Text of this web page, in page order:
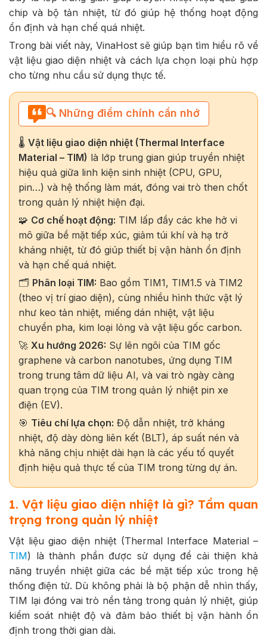
chip và bộ tản nhiệt, từ đó giúp hệ thống hoạt động
ổn định và hạn chế quá nhiệt.
Trong bài viết này, VinaHost sẽ giúp bạn tìm hiểu rõ về
vật liệu giao diện nhiệt và cách lựa chọn loại phù hợp
cho từng nhu cầu sử dụng thực tế.
🔍 Những điểm chính cần nhớ
🌡️ Vật liệu giao diện nhiệt (Thermal Interface
Material – TIM) là lớp trung gian giúp truyền nhiệt
hiệu quả giữa linh kiện sinh nhiệt (CPU, GPU,
pin…) và hệ thống làm mát, đóng vai trò then chốt
trong quản lý nhiệt hiện đại.
🧩 Cơ chế hoạt động: TIM lấp đầy các khe hở vi
mô giữa bề mặt tiếp xúc, giảm túi khí và hạ trở
kháng nhiệt, từ đó giúp thiết bị vận hành ổn định
và hạn chế quá nhiệt.
🗂️ Phân loại TIM: Bao gồm TIM1, TIM1.5 và TIM2
(theo vị trí giao diện), cùng nhiều hình thức vật lý
như keo tản nhiệt, miếng dán nhiệt, vật liệu
chuyển pha, kim loại lỏng và vật liệu gốc carbon.
🚀 Xu hướng 2026: Sự lên ngôi của TIM gốc
graphene và carbon nanotubes, ứng dụng TIM
trong trung tâm dữ liệu AI, và vai trò ngày càng
quan trọng của TIM trong quản lý nhiệt pin xe
điện (EV).
🎯 Tiêu chí lựa chọn: Độ dẫn nhiệt, trở kháng
nhiệt, độ dày dòng liên kết (BLT), áp suất nén và
khả năng chịu nhiệt dài hạn là các yếu tố quyết
định hiệu quả thực tế của TIM trong từng dự án.
1. Vật liệu giao diện nhiệt là gì? Tầm quan
trọng trong quản lý nhiệt
Vật liệu giao diện nhiệt (Thermal Interface Material –
TIM) là thành phần được sử dụng để cải thiện khả
năng truyền nhiệt giữa các bề mặt tiếp xúc trong hệ
thống điện tử. Dù không phải là bộ phận dễ nhìn thấy,
TIM lại đóng vai trò nền tảng trong quản lý nhiệt, giúp
kiểm soát nhiệt độ và đảm bảo thiết bị vận hành ổn
định trong thời gian dài.